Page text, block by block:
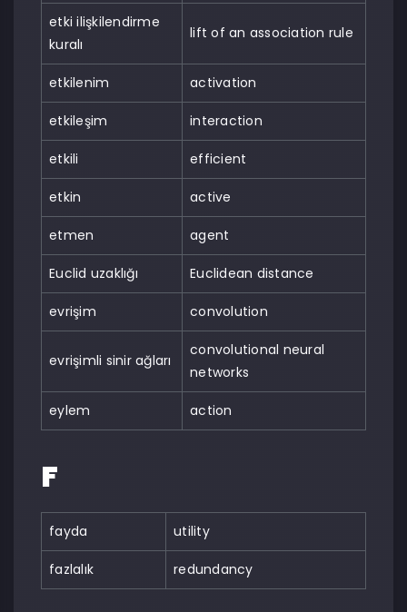
etki ilişkilendirme
kuralı
lift of an association rule
etkilenim activation
etkileşim interaction
etkili efficient
etkin active
etmen agent
Euclid uzaklığı Euclidean distance
evrişim convolution
evrişimli sinir ağları
convolutional neural
networks
eylem action
F
fayda utility
fazlalık redundancy